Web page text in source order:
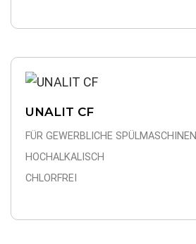
UNALIT CF
FÜR GEWERBLICHE SPÜLMASCHINEN
HOCHALKALISCH
CHLORFREI